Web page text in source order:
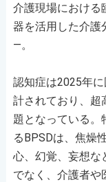
介護現場におけ
器を活用した介護
―。
認知症は2025年
計されており、超
題となっている。
るBPSDは、焦燥
心、幻覚、妄想な
でなく、介護者や